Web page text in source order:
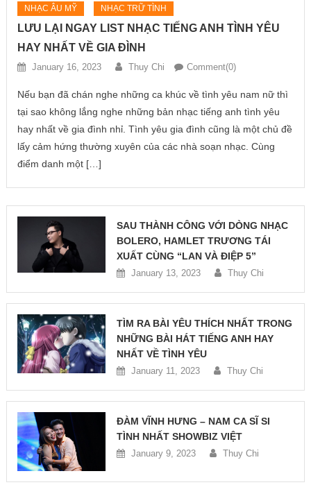
NHẠC ÂU MỸ NHẠC TRỮ TÌNH
LƯU LẠI NGAY LIST NHẠC TIẾNG ANH TÌNH YÊU
HAY NHẤT VỀ GIA ĐÌNH
January 16, 2023 Thuy Chi Comment(0)
Nếu bạn đã chán nghe những ca khúc về tình yêu nam nữ thì
tại sao không lắng nghe những bản nhạc tiếng anh tình yêu
hay nhất về gia đình nhỉ. Tình yêu gia đình cũng là một chủ đề
lấy cảm hứng thường xuyên của các nhà soạn nhạc. Cùng
điểm danh một […]
SAU THÀNH CÔNG VỚI DÒNG NHẠC
BOLERO, HAMLET TRƯƠNG TÁI
XUẤT CÙNG “LAN VÀ ĐIỆP 5”
January 13, 2023 Thuy Chi
TÌM RA BÀI YÊU THÍCH NHẤT TRONG
NHỮNG BÀI HÁT TIẾNG ANH HAY
NHẤT VỀ TÌNH YÊU
January 11, 2023 Thuy Chi
ĐÀM VĨNH HƯNG – NAM CA SĨ SI
TÌNH NHẤT SHOWBIZ VIỆT
January 9, 2023 Thuy Chi